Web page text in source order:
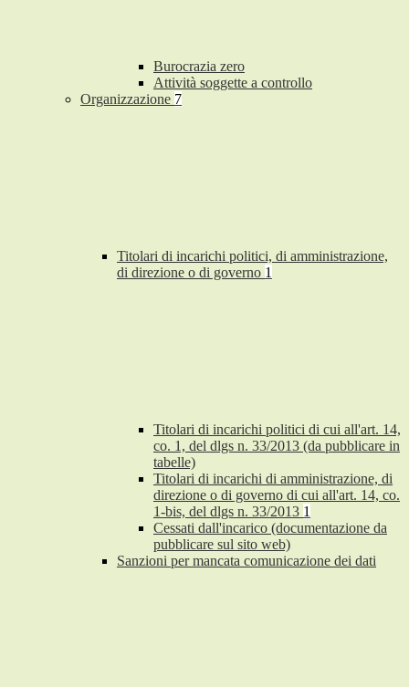
Burocrazia zero
Attività soggette a controllo
Organizzazione 7
Titolari di incarichi politici, di amministrazione,
di direzione o di governo 1
Titolari di incarichi politici di cui all'art. 14,
co. 1, del dlgs n. 33/2013 (da pubblicare in
tabelle)
Titolari di incarichi di amministrazione, di
direzione o di governo di cui all'art. 14, co.
1-bis, del dlgs n. 33/2013 1
Cessati dall'incarico (documentazione da
pubblicare sul sito web)
Sanzioni per mancata comunicazione dei dati